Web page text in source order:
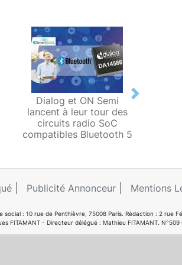
Dialog et ON Semi
lancent à leur tour des
circuits radio SoC
compatibles Bluetooth 5
Next
Publicité Annonceur Mentions
: 10 rue de Penthièvre, 75008 Paris. Rédaction : 2 rue
FITAMANT - Directeur délégué : Mathieu FITAMANT. N°509